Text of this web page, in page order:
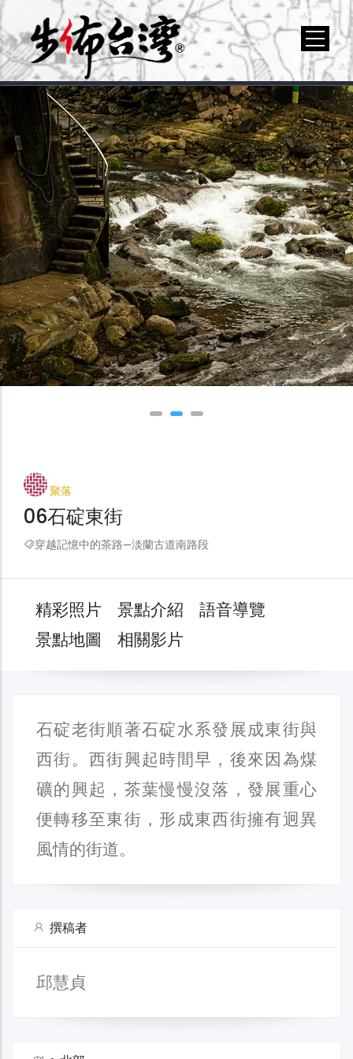
聚落
06石碇東街
穿越記憶中的茶路—淡蘭古道南路段
精彩照片 景點介紹
語音導覽
景點地圖
相關影片
石碇老街順著石碇水系發展成東街與
西街。西街興起時間早，後來因為煤
礦的興起，茶葉慢慢沒落，發展重心
便轉移至東街，形成東西街擁有迥異
風情的街道。
撰稿者
邱慧貞